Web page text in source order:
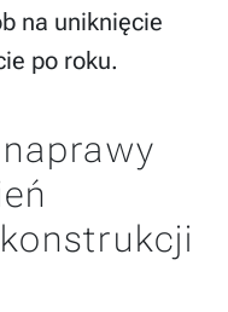
na uniknięcie
po roku.